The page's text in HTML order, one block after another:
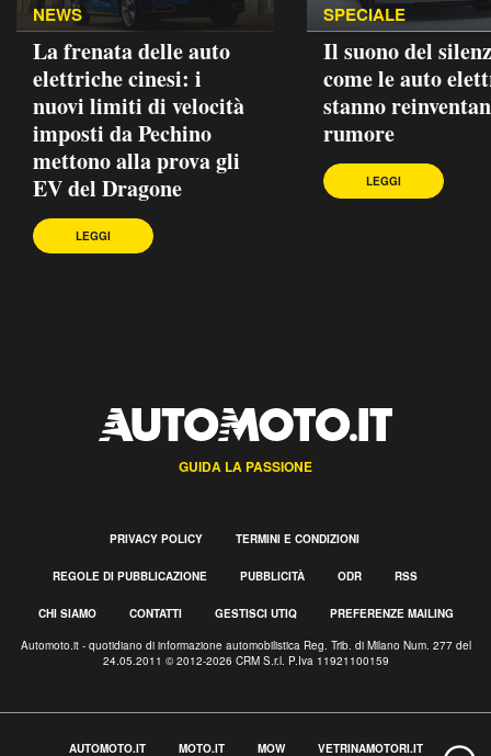
NEWS
La frenata delle auto
elettriche cinesi: i
nuovi limiti di velocità
imposti da Pechino
mettono alla prova gli
EV del Dragone
LEGGI
SPECIALE
Il suono del
come le auto
stanno
rumore
LEGGI
GUIDA LA PASSIONE
PRIVACY POLICY TERMINI E CONDIZIONI
REGOLE DI PUBBLICAZIONE PUBBLICITÀ ODR RSS
CHI SIAMO CONTATTI GESTISCI UTIQ PREFERENZE MAILING
Automoto.it - quotidiano di informazione automobilistica Reg. Trib. di Milano Num. 277 del
24.05.2011 © 2012-2026 CRM S.r.l. P.Iva 11921100159
AUTOMOTO.IT MOTO.IT MOW VETRINAMOTORI.IT